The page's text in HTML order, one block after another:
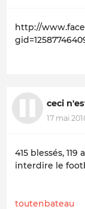
http://
ceci
17 mai
415 blessés,
interdire le
toutenbateau